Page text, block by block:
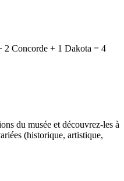
2 Concorde + 1 Dakota = 4
du musée et découvrez-les à
(historique, artistique,